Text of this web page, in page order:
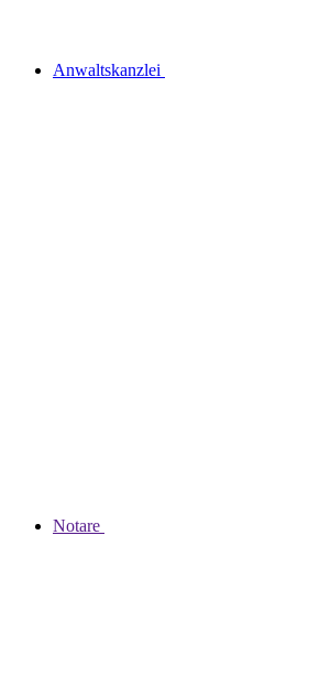
Anwaltskanzlei
Notare